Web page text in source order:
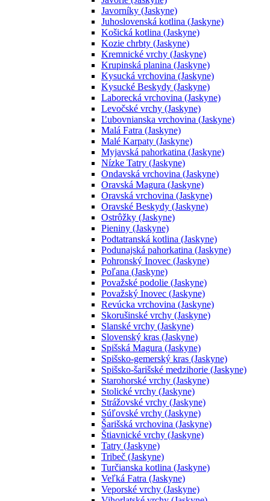
Javorníky (Jaskyne)
Juhoslovenská kotlina (Jaskyne)
Košická kotlina (Jaskyne)
Kozie chrbty (Jaskyne)
Kremnické vrchy (Jaskyne)
Krupinská planina (Jaskyne)
Kysucká vrchovina (Jaskyne)
Kysucké Beskydy (Jaskyne)
Laborecká vrchovina (Jaskyne)
Levočské vrchy (Jaskyne)
Ľubovnianska vrchovina (Jaskyne)
Malá Fatra (Jaskyne)
Malé Karpaty (Jaskyne)
Myjavská pahorkatina (Jaskyne)
Nízke Tatry (Jaskyne)
Ondavská vrchovina (Jaskyne)
Oravská Magura (Jaskyne)
Oravská vrchovina (Jaskyne)
Oravské Beskydy (Jaskyne)
Ostrôžky (Jaskyne)
Pieniny (Jaskyne)
Podtatranská kotlina (Jaskyne)
Podunajská pahorkatina (Jaskyne)
Pohronský Inovec (Jaskyne)
Poľana (Jaskyne)
Považské podolie (Jaskyne)
Považský Inovec (Jaskyne)
Revúcka vrchovina (Jaskyne)
Skorušinské vrchy (Jaskyne)
Slanské vrchy (Jaskyne)
Slovenský kras (Jaskyne)
Spišská Magura (Jaskyne)
Spišsko-gemerský kras (Jaskyne)
Spišsko-šarišské medzihorie (Jaskyne)
Starohorské vrchy (Jaskyne)
Stolické vrchy (Jaskyne)
Strážovské vrchy (Jaskyne)
Súľovské vrchy (Jaskyne)
Šarišská vrchovina (Jaskyne)
Štiavnické vrchy (Jaskyne)
Tatry (Jaskyne)
Tribeč (Jaskyne)
Turčianska kotlina (Jaskyne)
Veľká Fatra (Jaskyne)
Veporské vrchy (Jaskyne)